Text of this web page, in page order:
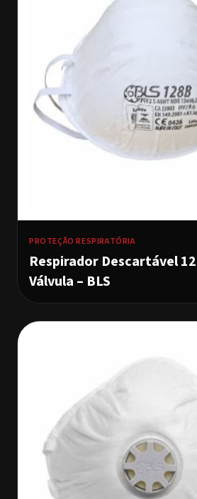
PROTEÇÃO RESPIRATÓRIA
Respirador Descartável
Válvula – BLS